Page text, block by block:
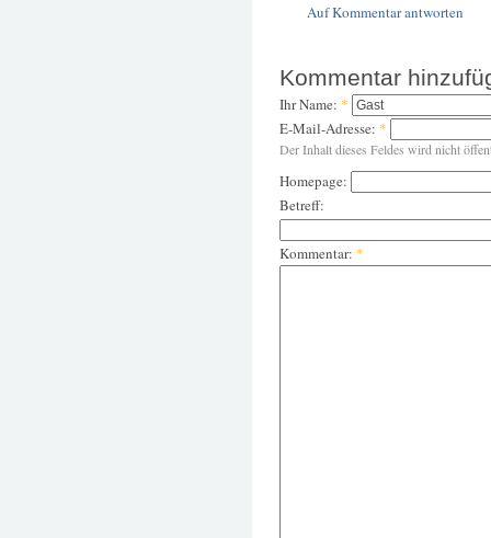
Auf Kommentar antworten
Kommentar
Ihr Name: *
E-Mail-Adresse: *
Der Inhalt dieses Feldes wird nicht
Homepage:
Betreff:
Kommentar: *